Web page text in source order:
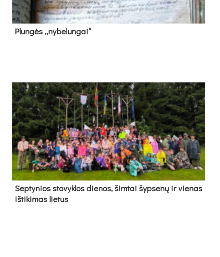
Plun­gės „ny­be­lun­gai“
Sep­ty­nios sto­vyk­los die­nos, šim­tai šyp­se­nų ir vie­nas
iš­ti­ki­mas lie­tus